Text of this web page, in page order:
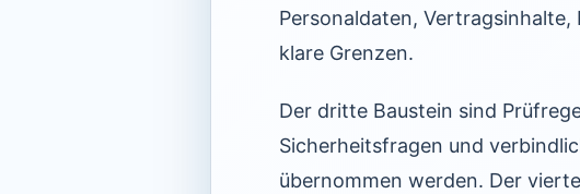
Personaldaten,
klare Grenzen.
Der dritte Baustein sind
Sicherheitsfragen und
übernommen werden. Der